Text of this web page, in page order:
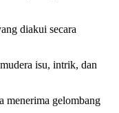
diakui secara
isu, intrik, dan
menerima gelombang